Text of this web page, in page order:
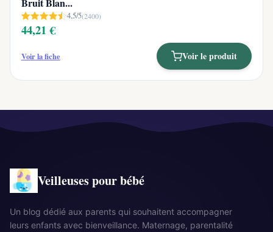
4,5/5(2400)
44,21 €
Voir la fiche Voir le produit
Veilleuses pour bébé
Un blog dédié aux parents qui souhaitent accompagner
leurs enfants avec bienveillance. Maternage, parentalité